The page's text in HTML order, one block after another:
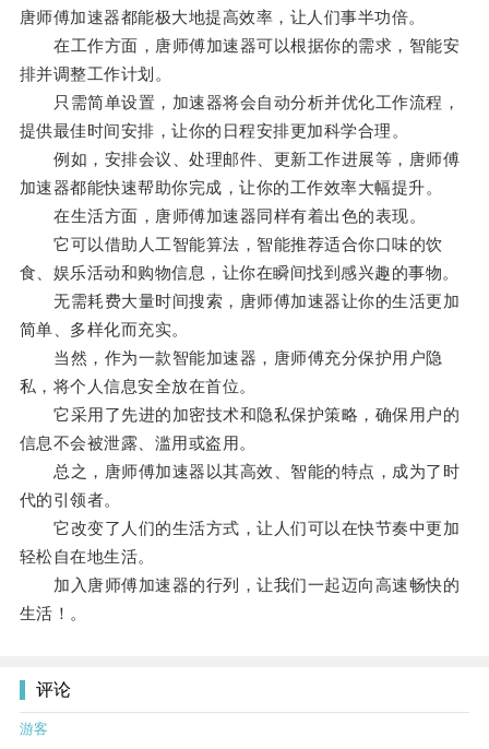
唐师傅加速器都能极大地提高效率，让人们事半功倍。
在工作方面，唐师傅加速器可以根据你的需求，智能安
排并调整工作计划。
只需简单设置，加速器将会自动分析并优化工作流程，
提供最佳时间安排，让你的日程安排更加科学合理。
例如，安排会议、处理邮件、更新工作进展等，唐师傅
加速器都能快速帮助你完成，让你的工作效率大幅提升。
在生活方面，唐师傅加速器同样有着出色的表现。
它可以借助人工智能算法，智能推荐适合你口味的饮
食、娱乐活动和购物信息，让你在瞬间找到感兴趣的事物。
无需耗费大量时间搜索，唐师傅加速器让你的生活更加
简单、多样化而充实。
当然，作为一款智能加速器，唐师傅充分保护用户隐
私，将个人信息安全放在首位。
它采用了先进的加密技术和隐私保护策略，确保用户的
信息不会被泄露、滥用或盗用。
总之，唐师傅加速器以其高效、智能的特点，成为了时
代的引领者。
它改变了人们的生活方式，让人们可以在快节奏中更加
轻松自在地生活。
加入唐师傅加速器的行列，让我们一起迈向高速畅快的
生活！。
评论
游客